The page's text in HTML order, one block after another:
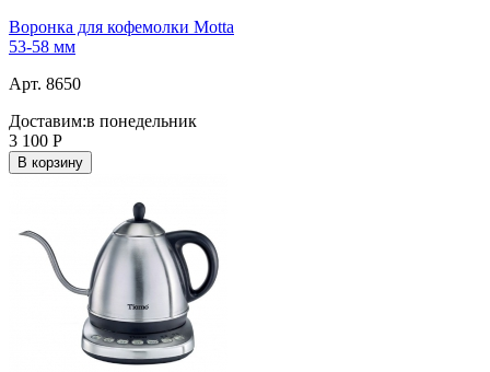
Воронка для кофемолки Motta
53-58 мм
Арт. 8650
Доставим:в понедельник
3 100 Р
В корзину